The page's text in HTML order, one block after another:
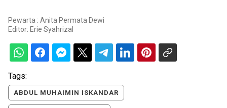
Pewarta : Anita Permata Dewi
Editor: Erie Syahrizal
Tags:
ABDUL MUHAIMIN ISKANDAR